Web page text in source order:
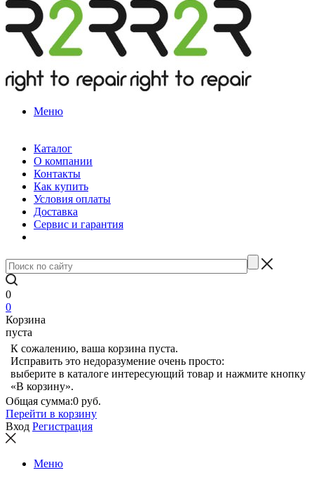
Меню
Каталог
О компании
Контакты
Как купить
Условия оплаты
Доставка
Сервис и гарантия
0
0
Корзина
пуста
К сожалению, ваша корзина пуста.
Исправить это недоразумение очень просто:
выберите в каталоге интересующий товар и нажмите кнопку
«В корзину».
Общая сумма:0 руб.
Перейти в корзину
Вход Регистрация
Меню